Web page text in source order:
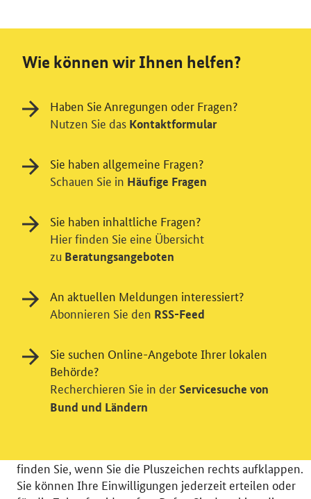
Einwilligung in Tracking und / oder
Wir bitten Sie an dieser Stelle um Ihre Einwilligung für
verschiedene Zusatzdienste unserer Webseite: Wir
möchten die Nutzeraktivität mit Hilfe
datenschutzfreundlicher Statistiken verstehen, um
finden Sie, wenn Sie die Pluszeichen rechts aufklappen.
Sie können Ihre Einwilligungen jederzeit erteilen oder
Wie können wir Ihnen helfen?
Haben Sie Anregungen oder Fragen?
Nutzen Sie das Kontaktformular
Sie haben allgemeine Fragen?
Schauen Sie in Häufige Fragen
Sie haben inhaltliche Fragen?
Hier finden Sie eine Übersicht
zu Beratungsangeboten
An aktuellen Meldungen interessiert?
Abonnieren Sie den RSS-Feed
Sie suchen Online-Angebote Ihrer lokalen
Behörde?
Recherchieren Sie in der Servicesuche von
Bund und Ländern